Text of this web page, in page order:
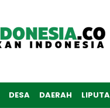
DESA DAERAH